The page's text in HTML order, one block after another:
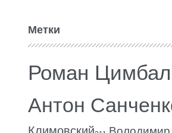
Метки
Роман
Антон
Климовский